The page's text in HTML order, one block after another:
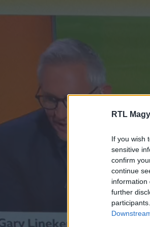
RTL
If you wish
sensitive
confirm
continue
information
further